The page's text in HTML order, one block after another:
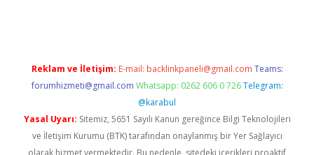
Reklam ve İletişim: E-mail: backlinkpaneli@gmail.com Teams:
forumhizmeti@gmail.com Whatsapp: 0262 606 0 726 Telegram:
@karabul
Yasal Uyarı: Sitemiz, 5651 Sayılı Kanun gereğince Bilgi Teknolojileri
ve İletişim Kurumu (BTK) tarafından onaylanmış bir Yer Sağlayıcı
olarak hizmet vermektedir. Bu nedenle, sitedeki içerikleri proaktif